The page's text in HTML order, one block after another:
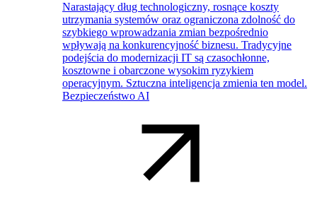
Narastający dług technologiczny, rosnące koszty
utrzymania systemów oraz ograniczona zdolność do
szybkiego wprowadzania zmian bezpośrednio
wpływają na konkurencyjność biznesu. Tradycyjne
podejścia do modernizacji IT są czasochłonne,
kosztowne i obarczone wysokim ryzykiem
operacyjnym. Sztuczna inteligencja zmienia ten model.
Bezpieczeństwo AI